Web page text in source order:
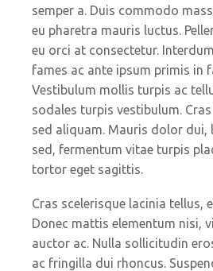
semper a. Duis commodo
eu pharetra mauris luctus.
eu orci at consectetur.
fames ac ante ipsum primis in
Vestibulum mollis turpis ac
sodales turpis vestibulum.
sed aliquam. Mauris dolor dui,
sed, fermentum vitae turpis
tortor eget sagittis.
Cras scelerisque lacinia tellus,
Donec mattis elementum nisi,
auctor ac. Nulla sollicitudin
ac fringilla dui rhoncus.